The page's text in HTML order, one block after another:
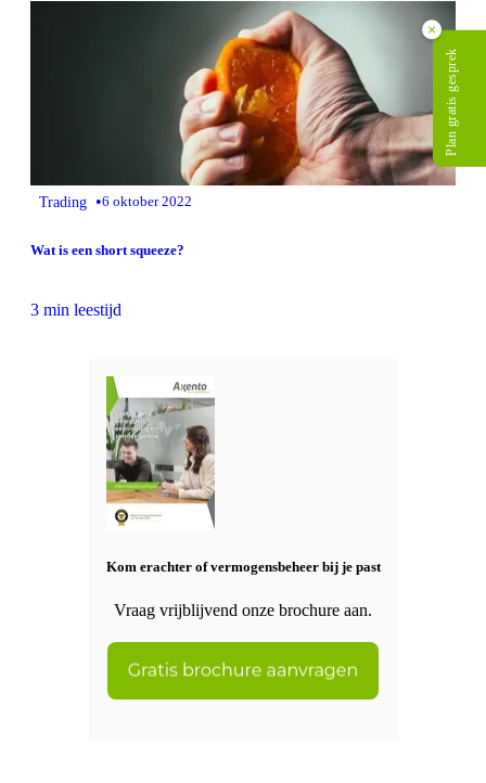
Trading •6 oktober 2022
Wat is een short squeeze?
3 min leestijd
Kom erachter of vermogensbeheer bij je past
Vraag vrijblijvend onze brochure aan.
×
Plan gratis gesprek